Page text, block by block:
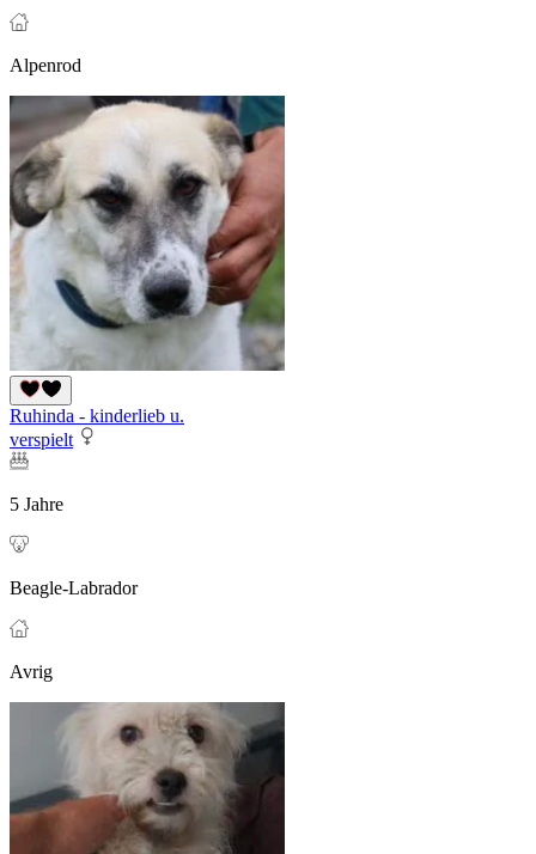
Alpenrod
Ruhinda - kinderlieb u.
verspielt
5 Jahre
Beagle-Labrador
Avrig